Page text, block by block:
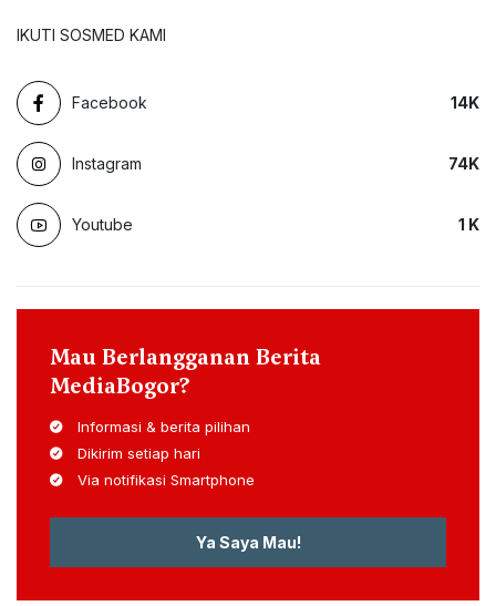
IKUTI SOSMED KAMI
Facebook 14K
Instagram 74K
Youtube 1 K
Mau Berlangganan Berita
MediaBogor?
Informasi & berita pilihan
Dikirim setiap hari
Via notifikasi Smartphone
Ya Saya Mau!